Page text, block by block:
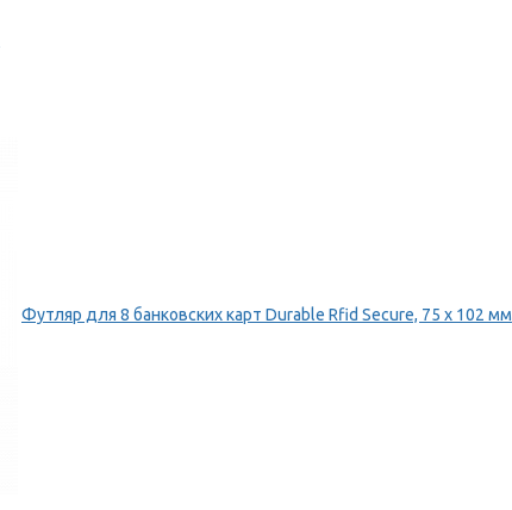
Футляр для 8 банковских карт Durable Rfid Secure, 75 х 102 мм